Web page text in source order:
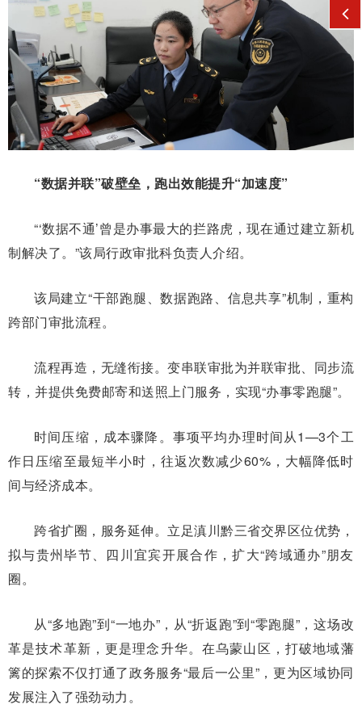
“数据并联”破壁垒，跑出效能提升“加速度”
“‘数据不通’曾是办事最大的拦路虎，现在通过建立新机
制解决了。”该局行政审批科负责人介绍。
该局建立“干部跑腿、数据跑路、信息共享”机制，重构
跨部门审批流程。
流程再造，无缝衔接。变串联审批为并联审批、同步流
转，并提供免费邮寄和送照上门服务，实现“办事零跑腿”。
时间压缩，成本骤降。事项平均办理时间从1—3个工
作日压缩至最短半小时，往返次数减少60%，大幅降低时
间与经济成本。
跨省扩圈，服务延伸。立足滇川黔三省交界区位优势，
拟与贵州毕节、四川宜宾开展合作，扩大“跨域通办”朋友
圈。
从“多地跑”到“一地办”，从“折返跑”到“零跑腿”，这场改
革是技术革新，更是理念升华。在乌蒙山区，打破地域藩
篱的探索不仅打通了政务服务“最后一公里”，更为区域协同
发展注入了强劲动力。